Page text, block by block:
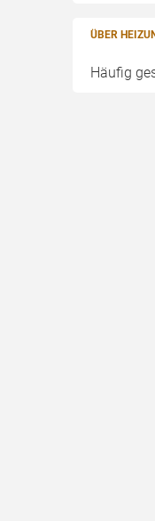
ÜBER
Häufig